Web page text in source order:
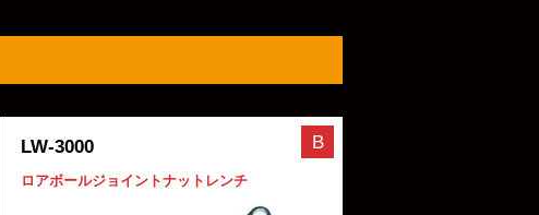
LW-3000
ロアボールジョイントナットレンチ
B